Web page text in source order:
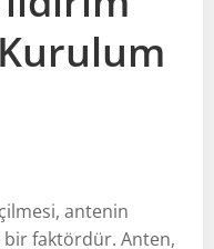
antenin
bir faktördür. Anten,